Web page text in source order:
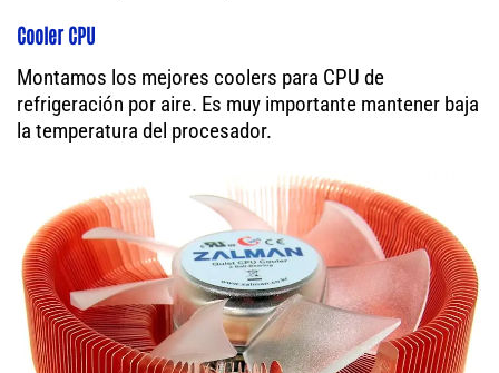
Cooler CPU
Montamos los mejores coolers para CPU de
refrigeración por aire. Es muy importante mantener baja
la temperatura del procesador.